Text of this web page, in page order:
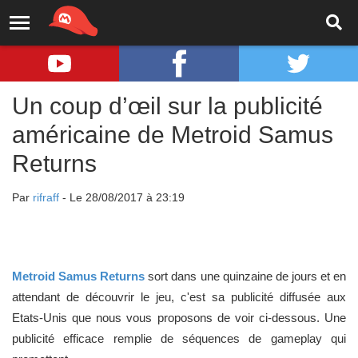
Un coup d’œil sur la publicité
américaine de Metroid Samus
Returns
Par rifraff - Le 28/08/2017 à 23:19
Metroid Samus Returns sort dans une quinzaine de jours et en
attendant de découvrir le jeu, c'est sa publicité diffusée aux
Etats-Unis que nous vous proposons de voir ci-dessous. Une
publicité efficace remplie de séquences de gameplay qui